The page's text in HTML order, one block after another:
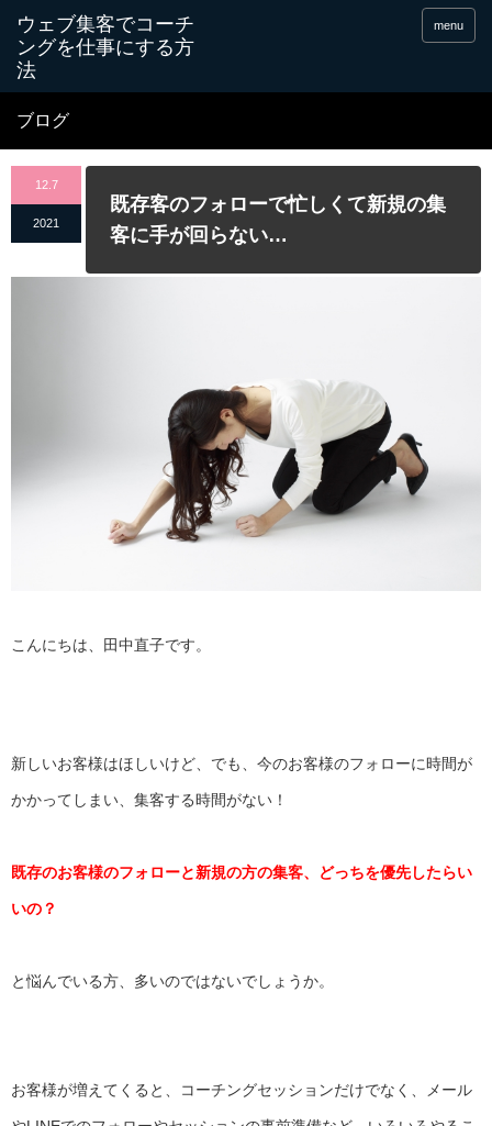
menu
ブログ
12.7
2021
既存客のフォローで忙しくて新規の集
客に手が回らない…
こんにちは、田中直子です。
新しいお客様はほしいけど、でも、 今のお客様のフォローに時間が
かかってしまい、 集客する時間がない！
既存のお客様のフォローと新規の方の集客、 どっちを優先したらい
いの？
と悩んでいる方、多いのではないでしょうか。
お客様が増えてくると、コーチングセッションだけでなく、 メール